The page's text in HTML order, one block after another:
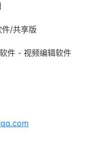
/共享版
件 - 视频编辑软件